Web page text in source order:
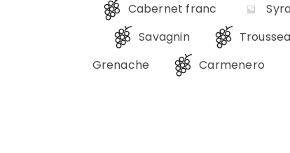
Cabernet franc
Savagnin
Grenache
Carmenero